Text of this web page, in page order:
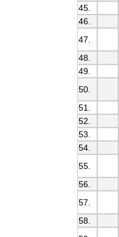
45.
46.
47.
48.
49.
50.
51.
52.
53.
54.
55.
56.
57.
58.